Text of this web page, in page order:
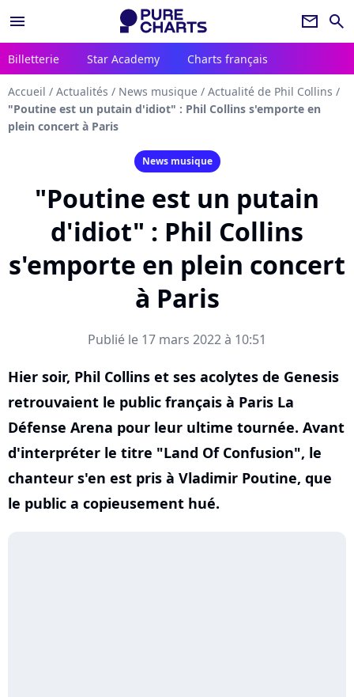
menu newsletter search
Billetterie Star Academy Charts français
Accueil / Actualités / News musique / Actualité de Phil Collins /
"Poutine est un putain d'idiot" : Phil Collins s'emporte en
plein concert à Paris
News musique
"Poutine est un putain
d'idiot" : Phil Collins
s'emporte en plein concert
à Paris
Publié le 17 mars 2022 à 10:51
Hier soir, Phil Collins et ses acolytes de Genesis
retrouvaient le public français à Paris La
Défense Arena pour leur ultime tournée. Avant
d'interpréter le titre "Land Of Confusion", le
chanteur s'en est pris à Vladimir Poutine, que
le public a copieusement hué.